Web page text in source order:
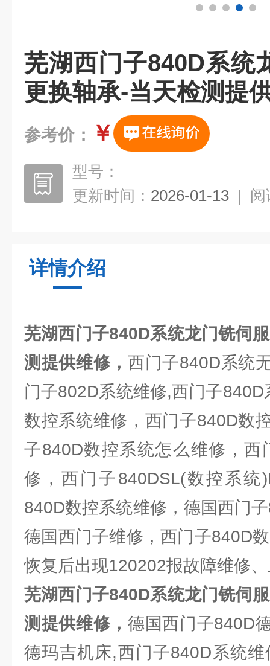
芜湖西门子840D系统
更换轴承-当天检测提
参考价： ￥
型号：
更新时间： 2026-01-13 | 阅
详情介绍
芜湖西门子840D系统龙门铣伺
测提供维修， 西门子840D系统
门子802D系统维修,西门子
数控系统维修，西门子840D数
子840D数控系统怎么维修，西
修，西门子840DSL(数控系统
840D数控系统维修，德国西门
德国西门子维修，西门子840D
恢复后出现120202报故障维修
芜湖西门子840D系统龙门铣伺
测提供维修， 德国西门子840D
德玛吉机床,西门子840D系统